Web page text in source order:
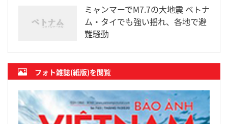
ミャンマーでM7.7の大地震 ベトナ
ム・タイでも強い揺れ、各地で避
難騒動
フォト雑誌(紙版)を閲覧